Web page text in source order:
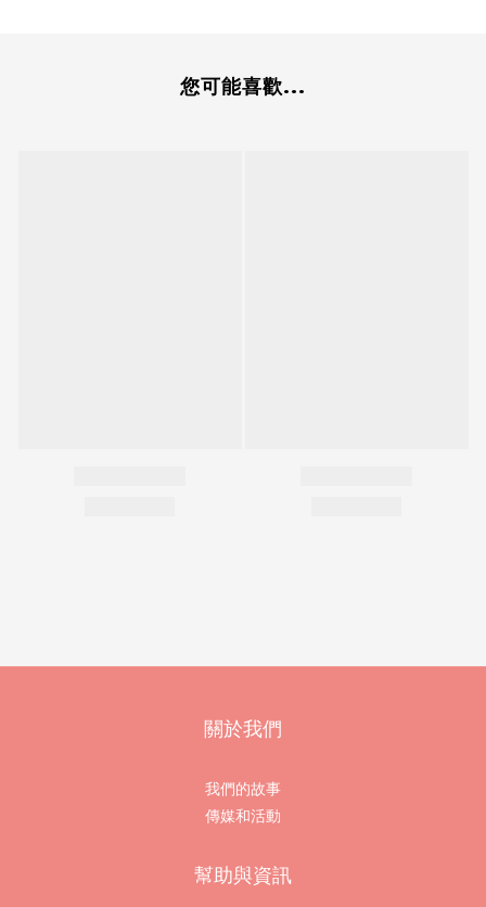
您可能喜歡...
關於我們
我們的故事
傳媒和活動
幫助與資訊